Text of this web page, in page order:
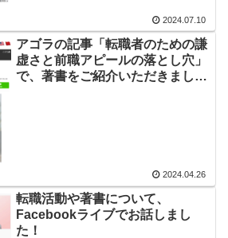
2024.07.10
アゴラの記事「転職者のための謙
虚さと前職アピールの落とし穴」
で、著書をご紹介いただきまし
2024.04.26
転職活動や著書について、
Facebookライブでお話しまし
た！